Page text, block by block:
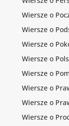
Wiersze o
Wiersze o
Wiersze o
Wiersze o
Wiersze o
Wiersze o
Wiersze o
Wiersze o